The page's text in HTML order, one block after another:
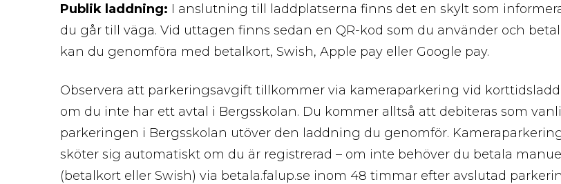
Publik laddning: I anslutning till laddplatserna finns det en skylt som
du går till väga. Vid uttagen finns sedan en QR-kod som du använder och
kan du genomföra med betalkort, Swish, Apple pay eller Google pay.
Observera att parkeringsavgift tillkommer via kameraparkering vid
om du inte har ett avtal i Bergsskolan. Du kommer alltså att debiteras som
parkeringen i Bergsskolan utöver den laddning du genomför.
sköter sig automatiskt om du är registrerad – om inte behöver du betala
(betalkort eller Swish) via betala.falup.se inom 48 timmar efter avslutad